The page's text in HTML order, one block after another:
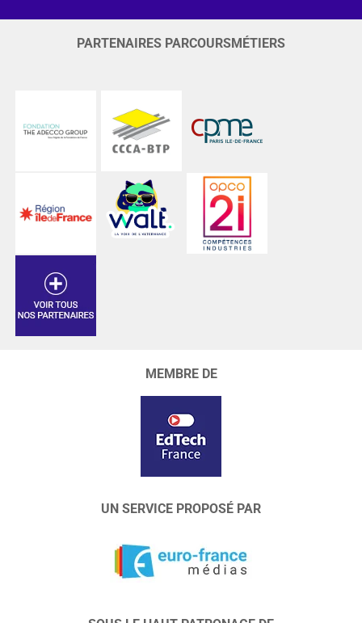
PARTENAIRES PARCOURSMÉTIERS
MEMBRE DE
UN SERVICE PROPOSÉ PAR